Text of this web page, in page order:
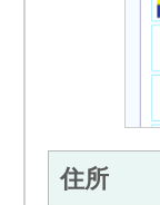
住所